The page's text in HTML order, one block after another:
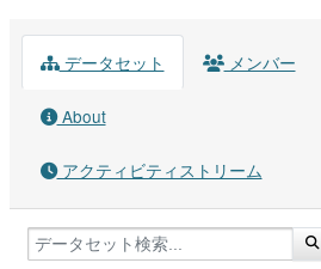
データセット メンバー
About
アクティビティストリーム